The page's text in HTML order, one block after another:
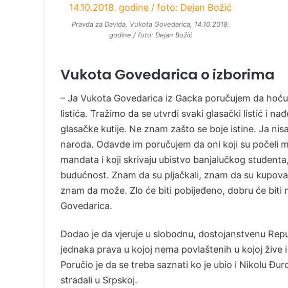
Pravda za Davida, Vukota Govedarica, 14.10.2018.
godine / foto: Dejan Božić
Vukota Govedarica o izborima
– Ja Vukota Govedarica iz Gacka poručujem da
listića. Tražimo da se utvrdi svaki glasački listić i
glasačke kutije. Ne znam zašto se boje istine. Ja
naroda. Odavde im poručujem da oni koji su počeli
mandata i koji skrivaju ubistvo banjalučkog
budućnost. Znam da su pljačkali, znam da su
znam da može. Zlo će biti pobijeđeno, dobru će biti
Govedarica.
Dodao je da vjeruje u slobodnu, dostojanstvenu
jednaka prava u kojoj nema povlaštenih u kojoj žive
Poručio je da se treba saznati ko je ubio i Nikolu
stradali u Srpskoj.